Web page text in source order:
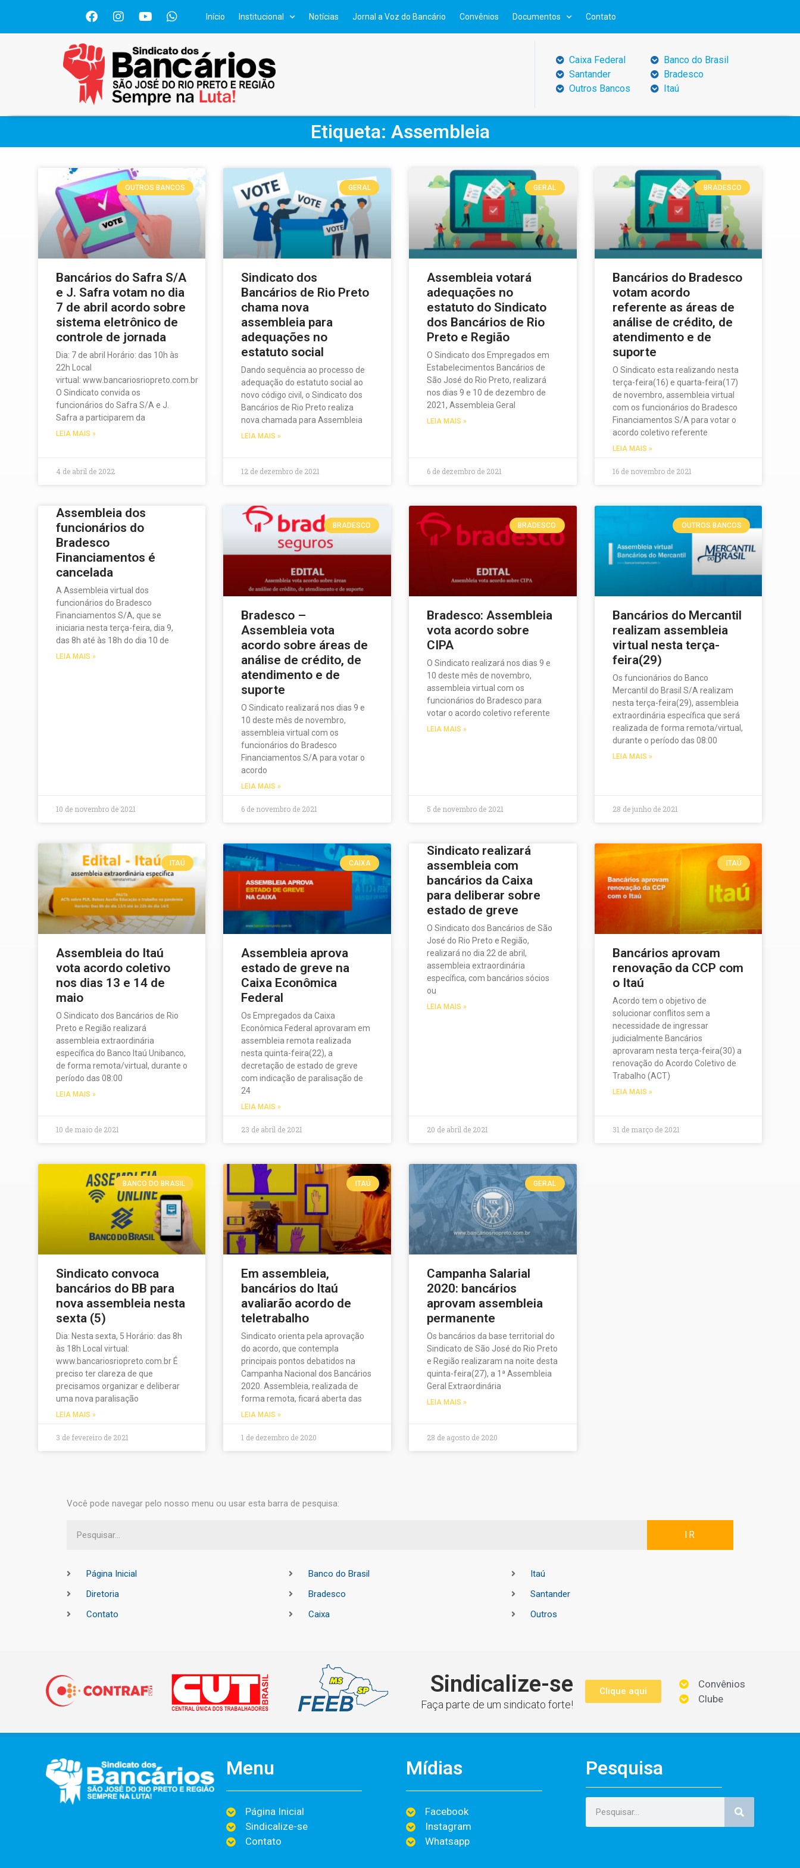
Início Institucional Notícias Jornal a Voz do Bancário Convênios Documentos Contato
Caixa Federal
Santander
Outros Bancos
Banco do Brasil
Bradesco
Itaú
Etiqueta: Assembleia
OUTROS BANCOS
Bancários do Safra S/A
e J. Safra votam no dia
7 de abril acordo sobre
sistema eletrônico de
controle de jornada
Dia: 7 de abril Horário: das 10h às
22h Local
virtual: www.bancariosriopreto.com.br
O Sindicato convida os
funcionários do Safra S/A e J.
Safra a participarem da
LEIA MAIS »
4 de abril de 2022
GERAL
Sindicato dos
Bancários de Rio Preto
chama nova
assembleia para
adequações no
estatuto social
Dando sequência ao processo de
adequação do estatuto social ao
novo código civil, o Sindicato dos
Bancários de Rio Preto realiza
nova chamada para Assembleia
LEIA MAIS »
12 de dezembro de 2021
GERAL
Assembleia votará
adequações no
estatuto do Sindicato
dos Bancários de Rio
Preto e Região
O Sindicato dos Empregados em
Estabelecimentos Bancários de
São José do Rio Preto, realizará
nos dias 9 e 10 de dezembro de
2021, Assembleia Geral
LEIA MAIS »
6 de dezembro de 2021
BRADESCO
Bancários do Bradesco
votam acordo
referente as áreas de
análise de crédito, de
atendimento e de
suporte
O Sindicato esta realizando nesta
terça-feira(16) e quarta-feira(17)
de novembro, assembleia virtual
com os funcionários do Bradesco
Financiamentos S/A para votar o
acordo coletivo referente
LEIA MAIS »
16 de novembro de 2021
Assembleia dos
funcionários do
Bradesco
Financiamentos é
cancelada
A Assembleia virtual dos
funcionários do Bradesco
Financiamentos S/A, que se
iniciaria nesta terça-feira, dia 9,
das 8h até às 18h do dia 10 de
LEIA MAIS »
10 de novembro de 2021
BRADESCO
Bradesco –
Assembleia vota
acordo sobre áreas de
análise de crédito, de
atendimento e de
suporte
O Sindicato realizará nos dias 9 e
10 deste mês de novembro,
assembleia virtual com os
funcionários do Bradesco
Financiamentos S/A para votar o
acordo
LEIA MAIS »
6 de novembro de 2021
BRADESCO
Bradesco: Assembleia
vota acordo sobre
CIPA
O Sindicato realizará nos dias 9 e
10 deste mês de novembro,
assembleia virtual com os
funcionários do Bradesco para
votar o acordo coletivo referente
LEIA MAIS »
5 de novembro de 2021
OUTROS BANCOS
Bancários do Mercantil
realizam assembleia
virtual nesta terça-
feira(29)
Os funcionários do Banco
Mercantil do Brasil S/A realizam
nesta terça-feira(29), assembleia
extraordinária específica que será
realizada de forma remota/virtual,
durante o período das 08:00
LEIA MAIS »
28 de junho de 2021
ITAÚ
Assembleia do Itaú
vota acordo coletivo
nos dias 13 e 14 de
maio
O Sindicato dos Bancários de Rio
Preto e Região realizará
assembleia extraordinária
específica do Banco Itaú Unibanco,
de forma remota/virtual, durante o
período das 08:00
LEIA MAIS »
10 de maio de 2021
CAIXA
Assembleia aprova
estado de greve na
Caixa Econômica
Federal
Os Empregados da Caixa
Econômica Federal aprovaram em
assembleia remota realizada
nesta quinta-feira(22), a
decretação de estado de greve
com indicação de paralisação de
24
LEIA MAIS »
23 de abril de 2021
Sindicato realizará
assembleia com
bancários da Caixa
para deliberar sobre
estado de greve
O Sindicato dos Bancários de São
José do Rio Preto e Região,
realizará no dia 22 de abril,
assembleia extraordinária
específica, com bancários sócios
ou
LEIA MAIS »
20 de abril de 2021
ITAÚ
Bancários aprovam
renovação da CCP com
o Itaú
Acordo tem o objetivo de
solucionar conflitos sem a
necessidade de ingressar
judicialmente Bancários
aprovaram nesta terça-feira(30) a
renovação do Acordo Coletivo de
Trabalho (ACT)
LEIA MAIS »
31 de março de 2021
BANCO DO BRASIL
Sindicato convoca
bancários do BB para
nova assembleia nesta
sexta (5)
Dia: Nesta sexta, 5 Horário: das 8h
às 18h Local virtual:
www.bancariosriopreto.com.br É
preciso ter clareza de que
precisamos organizar e deliberar
uma nova paralisação
LEIA MAIS »
3 de fevereiro de 2021
ITAÚ
Em assembleia,
bancários do Itaú
avaliarão acordo de
teletrabalho
Sindicato orienta pela aprovação
do acordo, que contempla
principais pontos debatidos na
Campanha Nacional dos Bancários
2020. Assembleia, realizada de
forma remota, ficará aberta das
LEIA MAIS »
1 de dezembro de 2020
GERAL
Campanha Salarial
2020: bancários
aprovam assembleia
permanente
Os bancários da base territorial do
Sindicato de São José do Rio Preto
e Região realizaram na noite desta
quinta-feira(27), a 1ª Assembleia
Geral Extraordinária
LEIA MAIS »
28 de agosto de 2020
Você pode navegar pelo nosso menu ou usar esta barra de pesquisa:
IR
Página Inicial
Diretoria
Contato
Banco do Brasil
Bradesco
Caixa
Itaú
Santander
Outros
Sindicalize-se
Faça parte de um sindicato forte!
Clique aqui
Convênios
Clube
Menu
Página Inicial
Sindicalize-se
Contato
Mídias
Facebook
Instagram
Whatsapp
Pesquisa